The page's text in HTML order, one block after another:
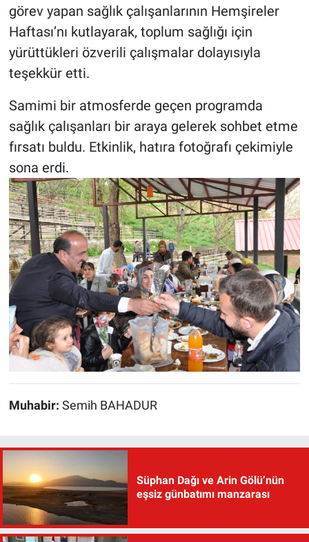
görev yapan sağlık çalışanlarının Hemşireler
Haftası’nı kutlayarak, toplum sağlığı için
yürüttükleri özverili çalışmalar dolayısıyla
teşekkür etti.
Samimi bir atmosferde geçen programda
sağlık çalışanları bir araya gelerek sohbet etme
fırsatı buldu. Etkinlik, hatıra fotoğrafı çekimiyle
sona erdi.
Muhabir: Semih BAHADUR
Süphan Dağı ve Arin Gölü’nün
eşsiz günbatımı manzarası